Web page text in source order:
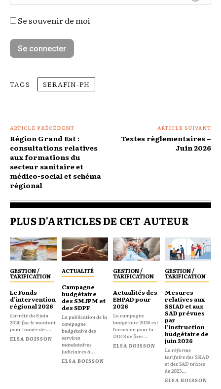
Se souvenir de moi
TAGS SERAFIN-PH
ARTICLE PRÉCÉDENT
Région Grand Est :
consultations relatives
aux formations du
secteur sanitaire et
médico-social et schéma
régional
ARTICLE SUIVANT
Textes règlementaires –
Juin 2026
PLUS D'ARTICLES DE CET AUTEUR
GESTION /
TARIFICATION
Le Fonds
d’intervention
régional 2026
L’arrêté du 8 juin
2026 fixe le montant
pour l’année des...
ELSA BOISSON
ACTUALITÉ
Campagne
budgétaire
des SMJPM et
des SDPF
La publication de la
campagne
budgétaire des
services
mandataires
judiciaires à...
ELSA BOISSON
GESTION /
TARIFICATION
Actualités des
EHPAD pour
2026
La campagne
budgétaire 2026 est
l’occasion pour la
DGCS de fixer...
ELSA BOISSON
GESTION /
TARIFICATION
Mesures
relatives aux
SSIAD et aux
SAD prévues
par
l’instruction
budgétaire de
juin 2026
La réforme
tarifaire des SSIAD
et des SAD mixtes
de 2023...
ELSA BOISSON